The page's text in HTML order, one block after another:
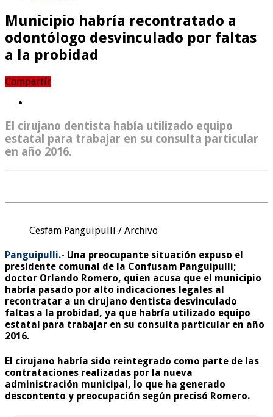
Municipio habría recontratado a
odontólogo desvinculado por faltas
a la probidad
Compartir
El cirujano dentista había utilizado equipo
estatal para trabajar en su consulta particular
en año 2016.
Cesfam Panguipulli / Archivo
Panguipulli.- Una preocupante situación expuso el
presidente comunal de la Confusam Panguipulli;
doctor Orlando Romero, quien acusa que el municipio
habría pasado por alto indicaciones legales al
recontratar a un cirujano dentista desvinculado
faltas a la probidad, ya que habría utilizado equipo
estatal para trabajar en su consulta particular en año
2016.
El cirujano habría sido reintegrado como parte de las
contrataciones realizadas por la nueva
administración municipal, lo que ha generado
descontento y preocupación según precisó Romero.